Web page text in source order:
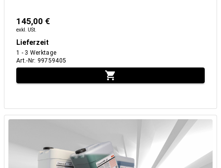
145,00 €
exkl. USt.
Lieferzeit
1 - 3 Werktage
Art.-Nr: 99759405